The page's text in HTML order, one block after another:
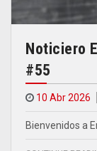
Noticiero
#55
10 Abr 2026
Bienvenidos a